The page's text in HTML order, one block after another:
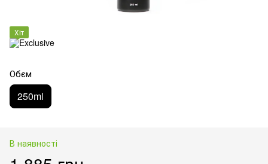
Хіт
Обєм
250ml
В наявності